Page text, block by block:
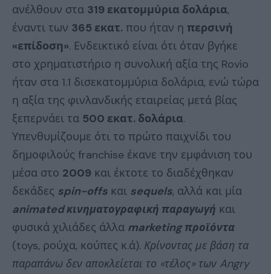
ανέλθουν στα 319 εκατομμύρια δολάρια,
έναντι των 365 εκατ. που ήταν η περσινή
«επίδοση». Ενδεικτικό είναι ότι όταν βγήκε
στο χρηματιστήριο η συνολική αξία της Rovio
ήταν στα 1.1 δισεκατομμύρια δολάρια, ενώ τώρα
η αξία της φινλανδικής εταιρείας μετά βίας
ξεπερνάει τα 500 εκατ. δολάρια.
Υπενθυμίζουμε ότι το πρώτο παιχνίδι του
δημοφιλούς franchise έκανε την εμφάνιση του
μέσα στο 2009 και έκτοτε το διαδέχθηκαν
δεκάδες spin-offs και sequels, αλλά και μία
animated κινηματογραφική παραγωγή και
φυσικά χιλιάδες άλλα marketing προϊόντα
(toys, ρούχα, κούπες κ.ά). Κρίνοντας με βάση τα
παραπάνω δεν αποκλείεται το «τέλος» των Angry